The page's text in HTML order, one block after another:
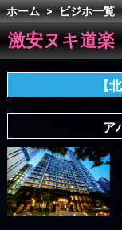
ホーム > ビジホ一覧
激安ヌキ道楽
【
ア